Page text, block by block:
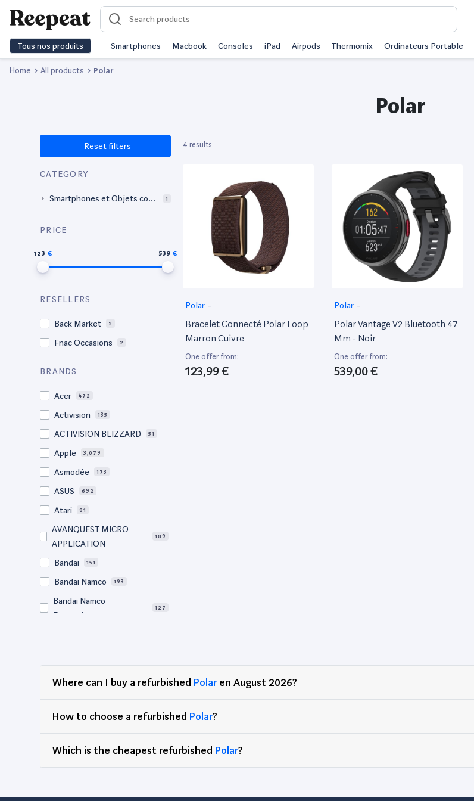
Tous nos produits Smartphones Macbook Consoles iPad Airpods Thermomix Ordinateurs Portable
Home All products Polar
Polar
Reset filters
CATEGORY
Smartphones et Objets conn
1
PRICE
123 539
RESELLERS
Back Market 2
Fnac Occasions 2
BRANDS
Acer 472
Activision 135
ACTIVISION BLIZZARD 51
Apple 3,079
Asmodée 173
ASUS 692
Atari 81
AVANQUEST MICRO
APPLICATION
189
Bandai 151
Bandai Namco 193
Bandai Namco
Entertainment
127
Clementoni
DEG 89
Dell 2,938
4 results
Polar -
Bracelet Connecté Polar Loop
Marron Cuivre
One offer from:
123,99 €
Polar -
Polar Vantage V2 Bluetooth 47
Mm - Noir
One offer from:
539,00 €
Where can I buy a refurbished Polaren August 2026?
How to choose a refurbished Polar?
Which is the cheapest refurbished Polar?